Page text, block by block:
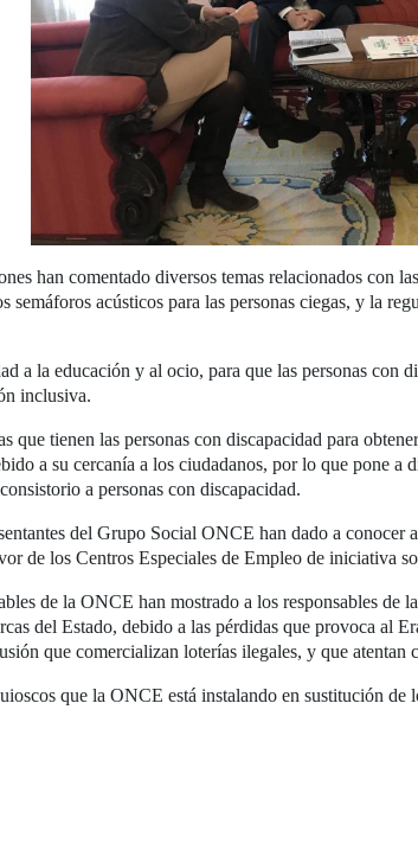
han comentado diversos temas relacionados con
semáforos acústicos para las personas ciegas, y la
a la educación y al ocio, para que las personas con
inclusiva.
que tienen las personas con discapacidad para
a su cercanía a los ciudadanos, por lo que pone
a personas con discapacidad.
del Grupo Social ONCE han dado a
de los Centros Especiales de Empleo de iniciativa
de la ONCE han mostrado a los responsables
del Estado, debido a las pérdidas que provoca al
que comercializan loterías ilegales, y que atentan
que la ONCE está instalando en sustitución